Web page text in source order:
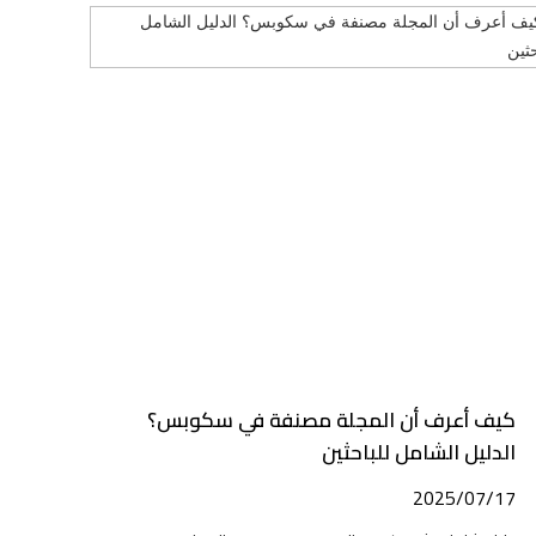
كيف أعرف أن المجلة مصنفة في سكوبس؟
الدليل الشامل للباحثين
2025/07/17